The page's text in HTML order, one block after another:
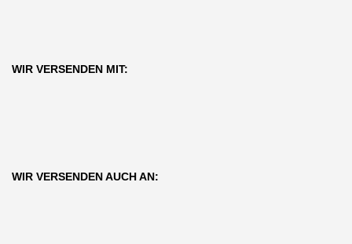
WIR VERSENDEN MIT:
WIR VERSENDEN AUCH AN: